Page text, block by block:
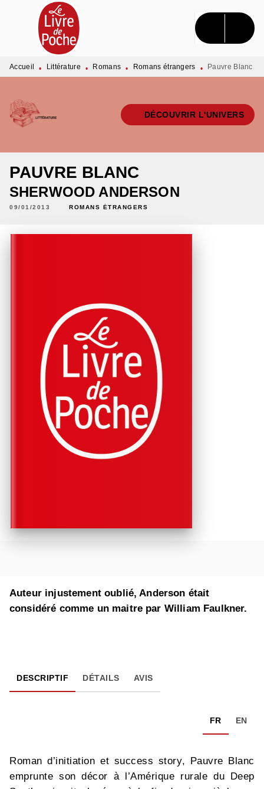
MENU RECHERCHE CONTENU
PIED DE PAGE
Accueil • Littérature • Romans • Romans étrangers • Pauvre Blanc
DÉCOUVRIR L'UNIVERS
PAUVRE BLANC
SHERWOOD ANDERSON
09/01/2013 ROMANS ÉTRANGERS
Auteur injustement oublié, Anderson était
considéré comme un maitre par William Faulkner.
DESCRIPTIF DÉTAILS AVIS
FR EN
Roman d’initiation et success story, Pauvre Blanc
emprunte son décor à l’Amérique rurale du Deep